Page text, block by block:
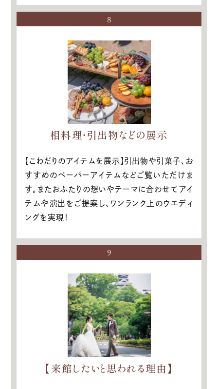
8
相料理・引出物などの展示
【こわだりのアイテムを展示】引出物や引菓子、お
すすめのペーパーアイテムなどご覧いただけま
す。またおふたりの想いやテーマに合わせてアイ
テムや演出をご提案し、ワンランク上のウエディ
ングを実現！
9
【来館したいと思われる理由】